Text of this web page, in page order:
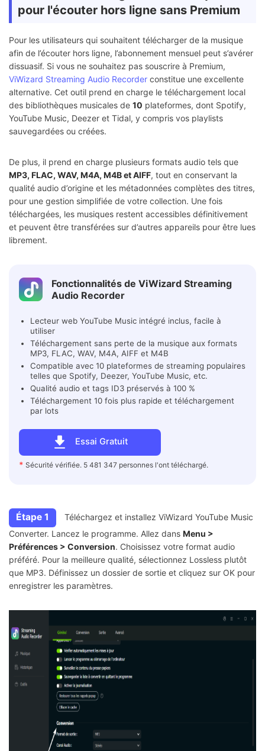
pour l'écouter hors ligne sans Premium
Pour les utilisateurs qui souhaitent télécharger de la musique
afin de l’écouter hors ligne, l’abonnement mensuel peut s’avérer
dissuasif. Si vous ne souhaitez pas souscrire à Premium,
ViWizard Streaming Audio Recorder constitue une excellente
alternative. Cet outil prend en charge le téléchargement local
des bibliothèques musicales de 10 plateformes, dont Spotify,
YouTube Music, Deezer et Tidal, y compris vos playlists
sauvegardées ou créées.
De plus, il prend en charge plusieurs formats audio tels que
MP3, FLAC, WAV, M4A, M4B et AIFF, tout en conservant la
qualité audio d’origine et les métadonnées complètes des titres,
pour une gestion simplifiée de votre collection. Une fois
téléchargées, les musiques restent accessibles définitivement
et peuvent être transférées sur d’autres appareils pour être lues
librement.
Fonctionnalités de ViWizard Streaming
Audio Recorder
Essai Gratuit
* Sécurité vérifiée. 5 481 347 personnes l'ont téléchargé.
Lecteur web YouTube Music intégré inclus, facile à
utiliser
Téléchargement sans perte de la musique aux formats
MP3, FLAC, WAV, M4A, AIFF et M4B
Compatible avec 10 plateformes de streaming populaires
telles que Spotify, Deezer, YouTube Music, etc.
Qualité audio et tags ID3 préservés à 100 %
Téléchargement 10 fois plus rapide et téléchargement
par lots
Étape 1
Téléchargez et installez ViWizard YouTube Music
Converter. Lancez le programme. Allez dans Menu >
Préférences > Conversion. Choisissez votre format audio
préféré. Pour la meilleure qualité, sélectionnez Lossless plutôt
que MP3. Définissez un dossier de sortie et cliquez sur OK pour
enregistrer les paramètres.